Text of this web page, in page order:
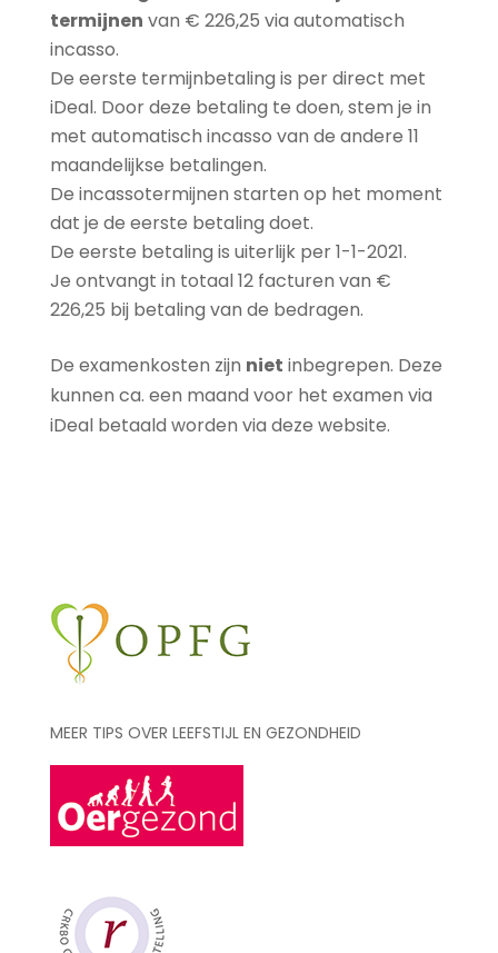
termijnen van € 226,25 via automatisch
incasso.
De eerste termijnbetaling is per direct met
iDeal. Door deze betaling te doen, stem je in
met automatisch incasso van de andere 11
maandelijkse betalingen.
De incassotermijnen starten op het moment
dat je de eerste betaling doet.
De eerste betaling is uiterlijk per 1-1-2021.
Je ontvangt in totaal 12 facturen van €
226,25 bij betaling van de bedragen.
De examenkosten zijn niet inbegrepen. Deze
kunnen ca. een maand voor het examen via
iDeal betaald worden via deze website.
MEER TIPS OVER LEEFSTIJL EN GEZONDHEID